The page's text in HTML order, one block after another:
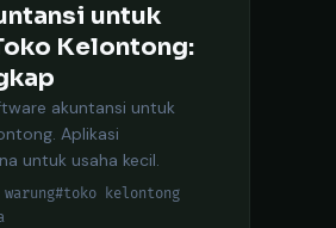
untuk
Kelontong:
akuntansi untuk
Aplikasi
untuk usaha kecil.
#toko kelontong